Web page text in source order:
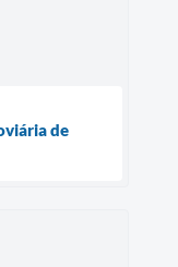
de